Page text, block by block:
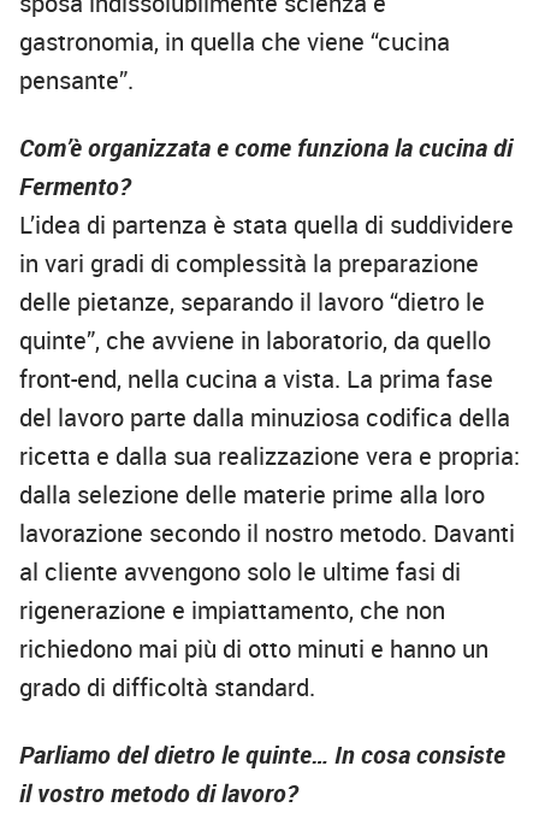
gastronomia, in quella che viene “cucina
pensante”.
Com’è organizzata e come funziona la cucina di
Fermento?
L’idea di partenza è stata quella di suddividere
in vari gradi di complessità la preparazione
delle pietanze, separando il lavoro “dietro le
quinte”, che avviene in laboratorio, da quello
front-end, nella cucina a vista. La prima fase
del lavoro parte dalla minuziosa codifica della
ricetta e dalla sua realizzazione vera e propria:
dalla selezione delle materie prime alla loro
lavorazione secondo il nostro metodo. Davanti
al cliente avvengono solo le ultime fasi di
rigenerazione e impiattamento, che non
richiedono mai più di otto minuti e hanno un
grado di difficoltà standard.
Parliamo del dietro le quinte… In cosa consiste
il vostro metodo di lavoro?